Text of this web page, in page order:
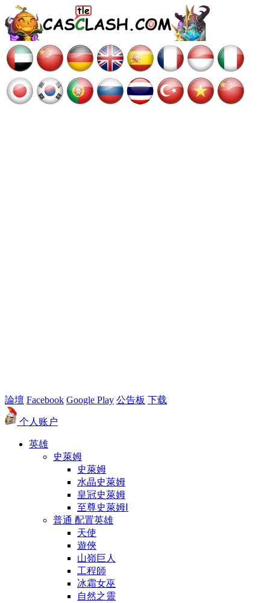
論壇 Facebook Google Play 公告板 下载
个人账户
英雄
史萊姆
史萊姆
水晶史萊姆
皇冠史萊姆
至尊史萊姆Ⅰ
普通 配置英雄
天使
遊俠
山嶺巨人
工程師
冰霜女巫
自然之靈